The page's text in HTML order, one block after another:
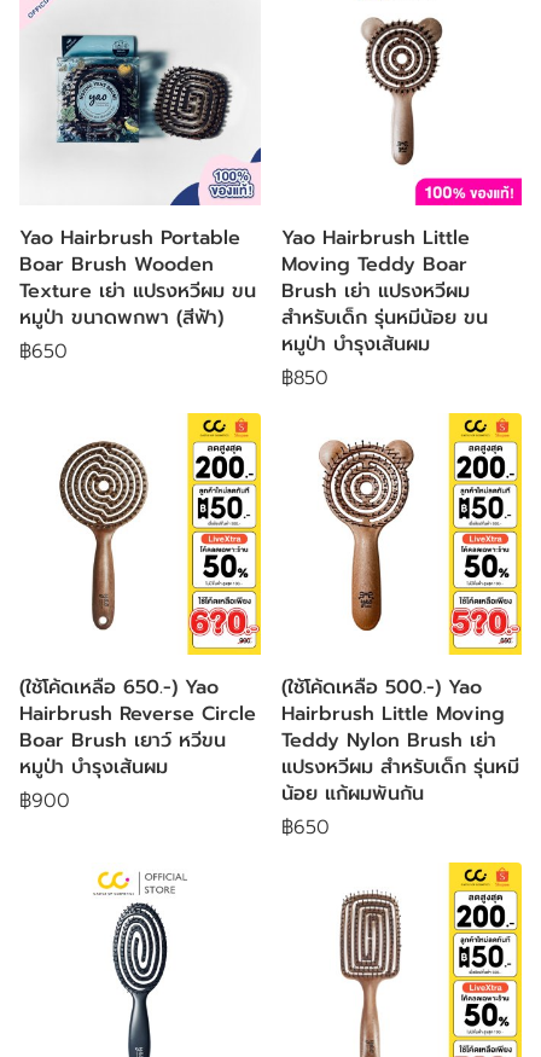
Yao Hairbrush Portable
Boar Brush Wooden
Texture เย่า แปรงหวีผม ขน
หมูป่า ขนาดพกพา (สีฟ้า)
฿650
Yao Hairbrush Little
Moving Teddy Boar
Brush เย่า แปรงหวีผม
สำหรับเด็ก รุ่นหมีน้อย ขน
หมูป่า บำรุงเส้นผม
฿850
(ใช้โค้ดเหลือ 650.-) Yao
Hairbrush Reverse Circle
Boar Brush เยาว์ หวีขน
หมูป่า บำรุงเส้นผม
฿900
(ใช้โค้ดเหลือ 500.-) Yao
Hairbrush Little Moving
Teddy Nylon Brush เย่า
แปรงหวีผม สำหรับเด็ก รุ่นหมี
น้อย แก้ผมพันกัน
฿650